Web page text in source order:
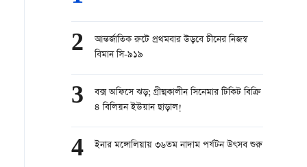
2
আন্তর্জাতিক রুটে প্রথমবার উড়বে চীনের নিজস্ব
বিমান সি-৯১৯
3
বক্স অফিসে ঝড়; গ্রীষ্মকালীন সিনেমার টিকিট বিক্রি
৪ বিলিয়ন ইউয়ান ছাড়াল!
4 ইনার মঙ্গোলিয়ায় ৩৬তম নাদাম পর্যটন উৎসব শুরু